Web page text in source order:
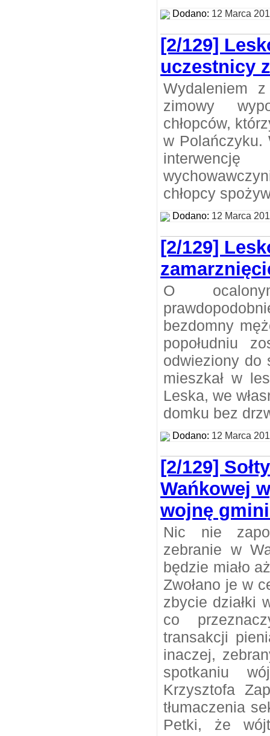
Dodano: 12 Marca
[2/129]
uczestnicy
Wydaleniem
zimowy
chłopców,
w Polańczyku.
chłopcy
Dodano: 12 Marca
[2/129]
O
bezdomny
popołudniu
odwieziony do
mieszkał w
Leska, we
domku bez
Dodano: 12 Marca
[2/129]
Wańkowej
wojnę
Nic nie
zebranie w
będzie miało
Zwołano je w
zbycie działki
co
transakcji
inaczej,
spotkaniu
Krzysztofa
tłumaczenia
Petki, że